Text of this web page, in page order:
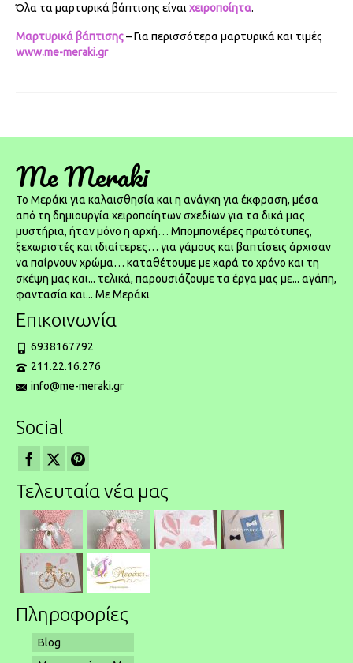
Όλα τα μαρτυρικά βάπτισης είναι χειροποίητα.
Μαρτυρικά βάπτισης– Για περισσότερα μαρτυρικά και τιμές
www.me-meraki.gr
Me Meraki
To Μεράκι για καλαισθησία και η ανάγκη για έκφραση, μέσα
από τη δημιουργία χειροποίητων σχεδίων για τα δικά μας
μυστήρια, ήταν μόνο η αρχή… Μπομπονιέρες πρωτότυπες,
ξεχωριστές και ιδιαίτερες… για γάμους και βαπτίσεις άρχισαν
να παίρνουν χρώμα… καταθέτουμε με χαρά το χρόνο και τη
σκέψη μας και... τελικά, παρουσιάζουμε τα έργα μας με... αγάπη,
φαντασία και... Με Μεράκι
Επικοινωνία
6938167792
211.22.16.276
info@me-meraki.gr
Social
Τελευταία νέα μας
Πληροφορίες
Blog